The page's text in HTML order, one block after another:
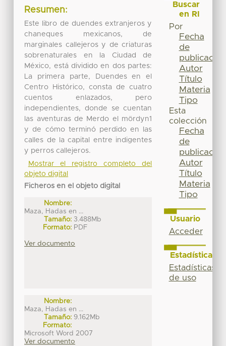
Resumen:
Este libro de duendes extranjeros y
chaneques mexicanos, de
marginales callejeros y de criaturas
sobrenaturales en la Ciudad de
México, está dividido en dos partes:
La primera parte, Duendes en el
Centro Histórico, consta de cuatro
cuentos enlazados, pero
independientes, donde se cuentan
las aventuras de Merdo el mördyn1
y de cómo terminó perdido en las
calles de la capital entre indigentes
y perros callejeros.
Mostrar el registro completo del
objeto digital
Ficheros en el objeto digital
Nombre:
Maza, Hadas en ...
Tamaño: 3.488Mb
Formato: PDF
Ver documento
Nombre:
Maza, Hadas en ...
Tamaño: 9.162Mb
Formato:
Microsoft Word 2007
Ver documento
Buscar
en RI
Por
Fecha
de
publicación
Autor
Título
Materia
Tipo
Esta
colección
Fecha
de
publicación
Autor
Título
Materia
Tipo
Usuario
Acceder
Estadísticas
Estadísticas
de uso